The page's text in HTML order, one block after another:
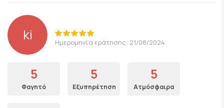
ki Ημερομηνία κράτησης: 21/08/2024
5
Φαγητό
5
Εξυπηρέτηση
5
Ατμόσφαιρα